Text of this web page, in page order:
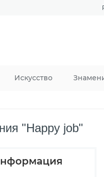
Искусство
"Happy job"